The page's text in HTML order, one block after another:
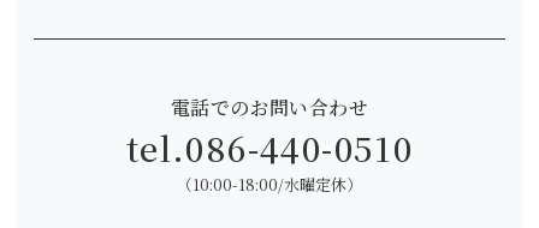
電話でのお問い合わせ
tel.086-440-0510
（10:00-18:00/水曜定休）